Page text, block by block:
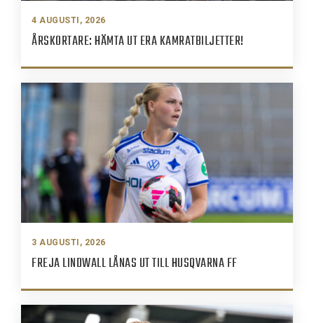
4 AUGUSTI, 2026
ÅRSKORTARE: HÄMTA UT ERA KAMRATBILJETTER!
3 AUGUSTI, 2026
FREJA LINDWALL LÅNAS UT TILL HUSQVARNA FF